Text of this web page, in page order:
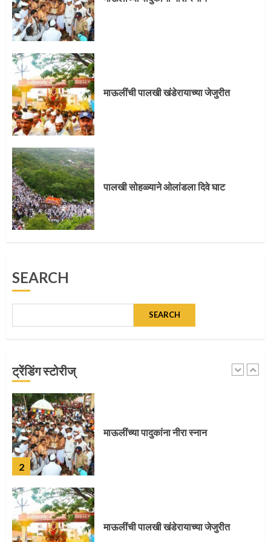
माऊलींची पालखी खंडेरायाच्या जेजुरीत
पालखी सोहळ्याने ओलांडला दिवे घाट
SEARCH
SEARCH
ट्रेंडिंग स्टोरीज्
4
5
1
2
3
माऊलींची पालखी खंडेरायाच्या जेजुरीत
पालखी सोहळ्याने ओलांडला दिवे घाट